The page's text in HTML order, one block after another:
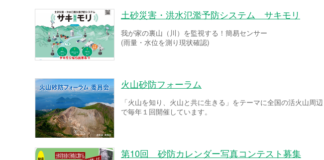
土砂災害・洪水氾濫予防システム サキモリ
我が家の裏山（川）を監視する！簡易センサー
(雨量・水位を測り現状確認)
火山砂防フォーラム
「火山を知り、火山と共に生きる」をテーマに全国の活火山周辺
で毎年１回開催しています。
第10回 砂防カレンダー写真コンテスト募集